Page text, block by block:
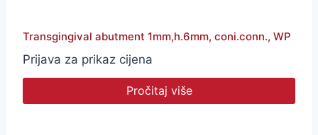
Transgingival abutment 1mm,h.6mm, coni.conn., WP
Prijava za prikaz cijena
Pročitaj više